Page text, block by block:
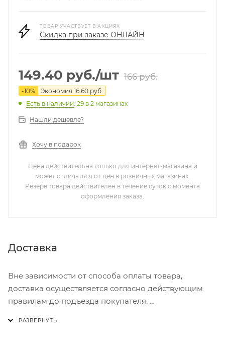
ТОВАР УЧАСТВУЕТ В АКЦИЯХ
Скидка при заказе ОНЛАЙН
149.40 руб./шт 166руб.
-10% Экономия 16.60 руб.
Есть в наличии: 29 в 2 магазинах
Нашли дешевле?
Хочу в подарок
Цена действительна только для интернет-магазина и
может отличаться от цен в розничных магазинах.
Резерв товара действителен в течение суток с момента
оформления заказа.
Доставка
Вне зависимости от способа оплаты товара,
доставка осуществляется согласно действующим
правилам до подъезда покупателя.